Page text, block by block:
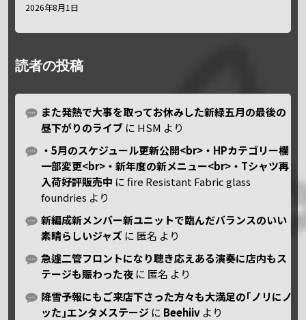
2026年8月1日
読者の投稿
また発熱で大事を取ってお休みした新緑五月の最後の
昼下がりのライブ に HSM より
・5月のスケジュール更新公開<br>・HPカテゴリー欄
一部変更<br>・新年度の新メニュー<br>・Tシャツ再
入荷好評販売中 にfire Resistant Fabric glass
foundries より
新編成新メンバー新ユニットで臨んだバランスのいい
素晴らしいジャズ に 匿名 より
急遽二管フロントになり聴き応えある演奏に店内もス
テージも賑わった夜 に 匿名 より
降雪予報にもご来店下さった方々も大満足の｢ノリにノ
ッた｣エンタメステージ に Beehiiv より